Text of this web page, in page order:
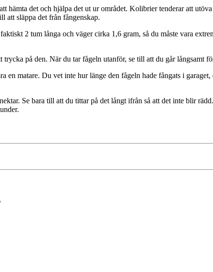
hämta det och hjälpa det ut ur området. Kolibrier tenderar att
att släppa det från fångenskap.
2 tum långa och väger cirka 1,6 gram, så du måste vara
på den. När du tar fågeln utanför, se till att du går långsamt
en matare. Du vet inte hur länge den fågeln hade fångats i
Se bara till att du tittar på det långt ifrån så att det inte blir